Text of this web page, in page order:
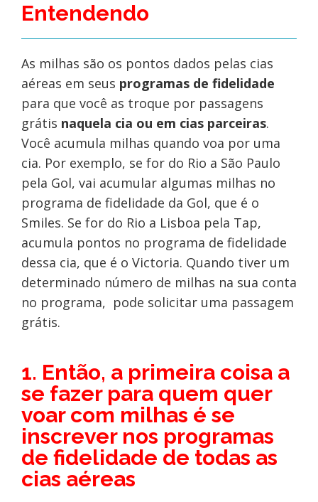
Entendendo
As milhas são os pontos dados pelas cias
aéreas em seus programas de fidelidade
para que você as troque por passagens
grátis naquela cia ou em cias parceiras.
Você acumula milhas quando voa por uma
cia. Por exemplo, se for do Rio a São Paulo
pela Gol, vai acumular algumas milhas no
programa de fidelidade da Gol, que é o
Smiles. Se for do Rio a Lisboa pela Tap,
acumula pontos no programa de fidelidade
dessa cia, que é o Victoria. Quando tiver um
determinado número de milhas na sua conta
no programa, pode solicitar uma passagem
grátis.
1. Então, a primeira coisa a
se fazer para quem quer
voar com milhas é se
inscrever nos programas
de fidelidade de todas as
cias aéreas